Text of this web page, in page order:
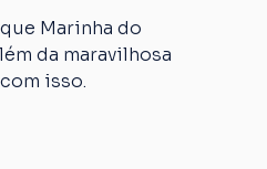
Marinha do
da maravilhosa
isso.